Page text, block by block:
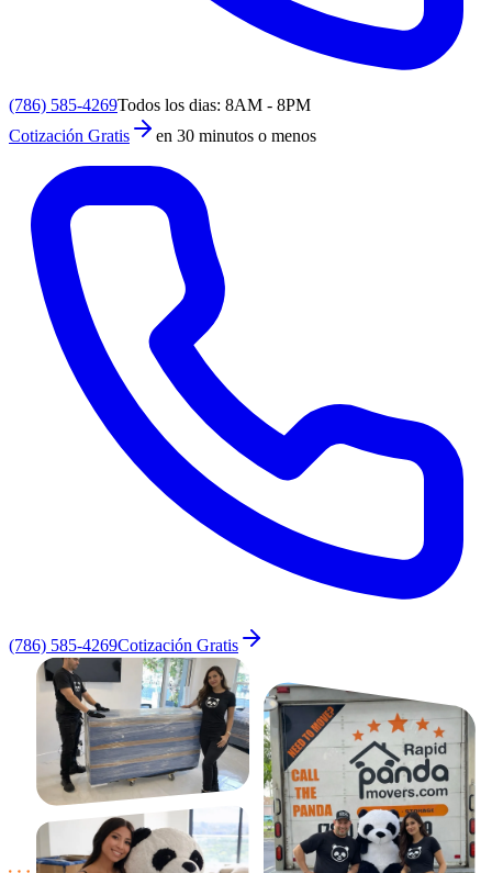
(786) 585-4269Todos los dias: 8AM - 8PM
Cotización Gratis
en 30 minutos o menos
(786) 585-4269Cotización Gratis